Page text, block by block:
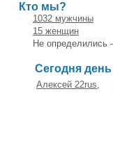
Кто мы?
1032 мужчины
15 женщин
Не определились
Сегодня
Алексей 22rus,